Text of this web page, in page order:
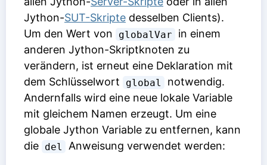
Jython-SUT-Skripte desselben Clients).
Um den Wert von
globalVar
in einem
anderen Jython-Skriptknoten zu
verändern, ist erneut eine Deklaration mit
dem Schlüsselwort
global
notwendig.
Andernfalls wird eine neue lokale Variable
mit gleichem Namen erzeugt. Um eine
globale Jython Variable zu entfernen, kann
die del Anweisung verwendet werden: